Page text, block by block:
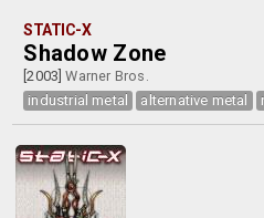
STATIC-X
Shadow Zone
[2003]Warner Bros.
industrial metal
alternative metal